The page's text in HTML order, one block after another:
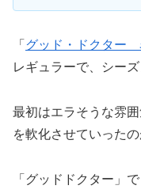
「 グッド・ドクター
レギュラーで、シー
最初はエラそうな雰
を軟化させていったの
「グッドドクター」